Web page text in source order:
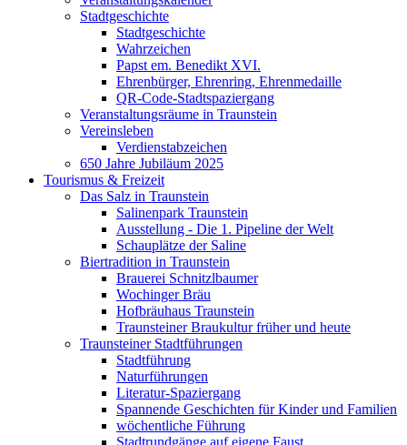
Stadtgeschichte
Stadtgeschichte
Wahrzeichen
Papst em. Benedikt XVI.
Ehrenbürger, Ehrenring, Ehrenmedaille
QR-Code-Stadtspaziergang
Veranstaltungsräume in Traunstein
Vereinsleben
Verdienstabzeichen
650 Jahre Jubiläum 2025
Tourismus & Freizeit
Das Salz in Traunstein
Salinenpark Traunstein
Ausstellung - Die 1. Pipeline der Welt
Schauplätze der Saline
Biertradition in Traunstein
Brauerei Schnitzlbaumer
Wochinger Bräu
Hofbräuhaus Traunstein
Traunsteiner Braukultur früher und heute
Traunsteiner Stadtführungen
Stadtführung
Naturführungen
Literatur-Spaziergang
Spannende Geschichten für Kinder und Familien
wöchentliche Führung
Stadtrundgänge auf eigene Faust